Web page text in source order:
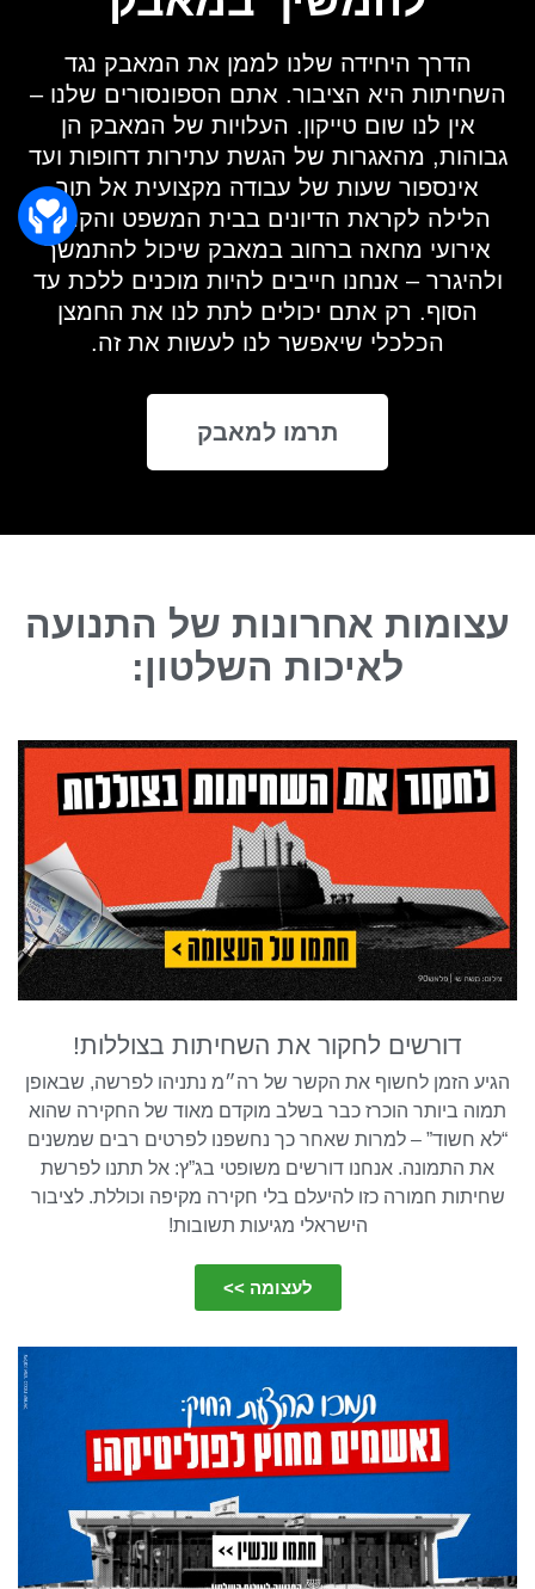
הדרך היחידה שלנו לממן את המאבק נגד
השחיתות היא הציבור. אתם הספונסורים שלנו –
אין לנו שום טייקון. העלויות של המאבק הן
גבוהות, מהאגרות של הגשת עתירות דחופות ועד
אינספור שעות של עבודה מקצועית אל תוך
הלילה לקראת הדיונים בבית המשפט והקמת
אירועי מחאה ברחוב במאבק שיכול להתמשך
ולהיגרר – אנחנו חייבים להיות מוכנים ללכת עד
הסוף. רק אתם יכולים לתת לנו את החמצן
הכלכלי שיאפשר לנו לעשות את זה.
תרמו למאבק
עצומות אחרונות של התנועה
לאיכות השלטון:
דורשים לחקור את השחיתות בצוללות!
הגיע הזמן לחשוף את הקשר של רה״מ נתניהו לפרשה, שבאופן
תמוה ביותר הוכרז כבר בשלב מוקדם מאוד של החקירה שהוא
“לא חשוד” – למרות שאחר כך נחשפנו לפרטים רבים שמשנים
את התמונה. אנחנו דורשים משופטי בג”ץ: אל תתנו לפרשת
שחיתות חמורה כזו להיעלם בלי חקירה מקיפה וכוללת. לציבור
הישראלי מגיעות תשובות!
לעצומה >>